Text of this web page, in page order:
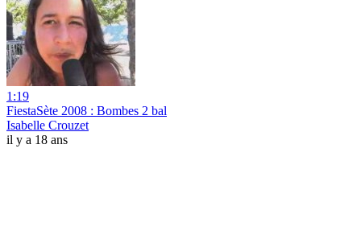
1:19
FiestaSète 2008 : Bombes 2 bal
Isabelle Crouzet
il y a 18 ans